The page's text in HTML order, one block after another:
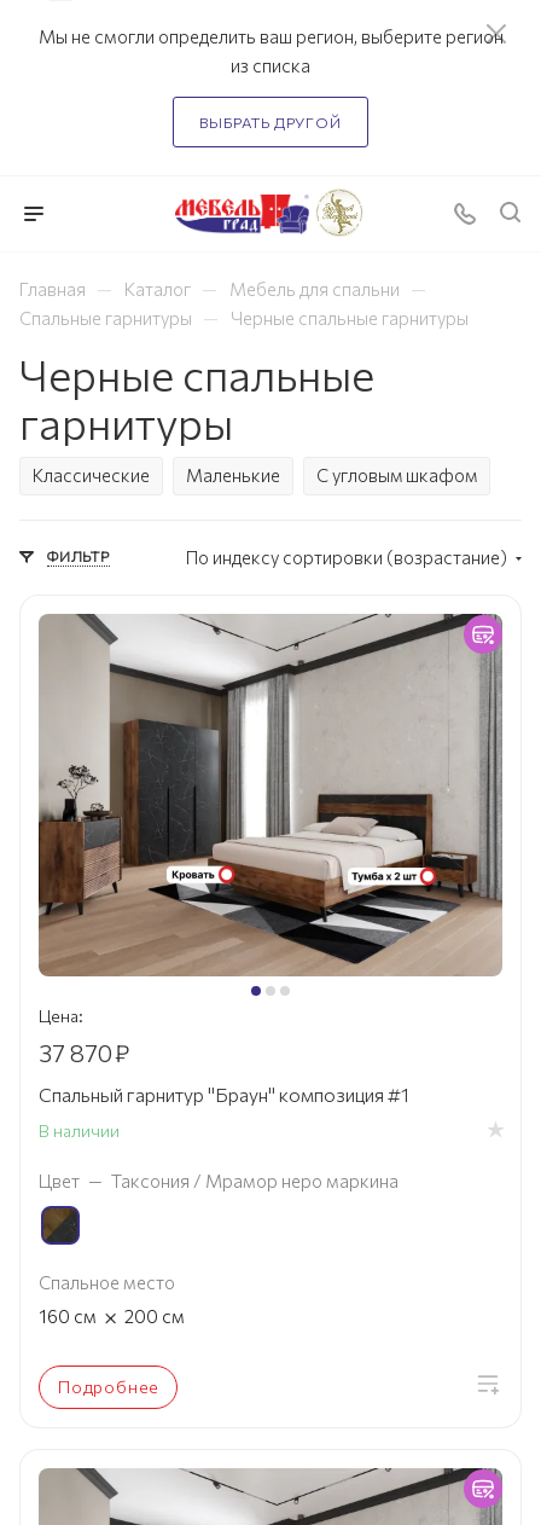
Мы не смогли определить ваш регион, выберите регион
из списка
ВЫБРАТЬ ДРУГОЙ
Главная — Каталог — Мебель для спальни —
Спальные гарнитуры — Черные спальные гарнитуры
Черные спальные
гарнитуры
Классические Маленькие С угловым шкафом
ФИЛЬТР По индексу сортировки (возрастание)
Цена:
37 870₽
Спальный гарнитур "Браун" композиция #1
В наличии
Цвет — Таксония / Мрамор неро маркина
Спальное место
160 см × 200 см
Подробнее